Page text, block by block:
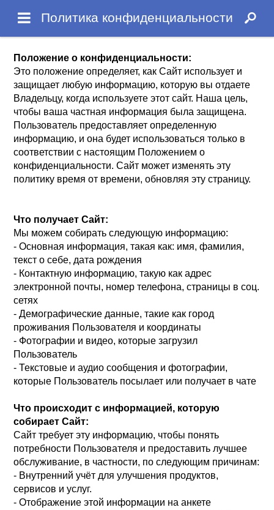
Политика конфиденциальности
Положение о конфиденциальности:
Это положение определяет, как Сайт использует и
защищает любую информацию, которую вы отдаете
Владельцу, когда используете этот сайт. Наша цель,
чтобы ваша частная информация была защищена.
Пользователь предоставляет определенную
информацию, и она будет использоваться только в
соответствии с настоящим Положением о
конфиденциальности. Сайт может изменять эту
политику время от времени, обновляя эту страницу.
Что получает Сайт:
Мы можем собирать следующую информацию:
- Основная информация, такая как: имя, фамилия,
текст о себе, дата рождения
- Контактную информацию, такую ​​как адрес
электронной почты, номер телефона, страницы в соц.
сетях
- Демографические данные, такие как город
проживания Пользователя и координаты
- Фотографии и видео, которые загрузил
Пользователь
- Текстовые и аудио сообщения и фотографии,
которые Пользователь посылает или получает в чате
Что происходит с информацией, которую
собирает Сайт:
Сайт требует эту информацию, чтобы понять
потребности Пользователя и предоставить лучшее
обслуживание, в частности, по следующим причинам:
- Внутренний учёт для улучшения продуктов,
сервисов и услуг.
- Отображение этой информации на анкете